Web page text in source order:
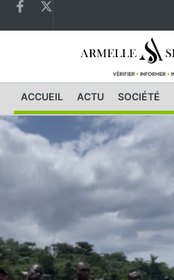
ACCUEIL ACTU SOCIÉTÉ